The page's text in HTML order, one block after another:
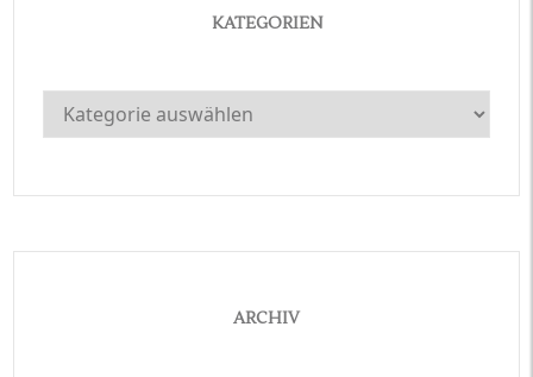
KATEGORIEN
Kategorien
ARCHIV